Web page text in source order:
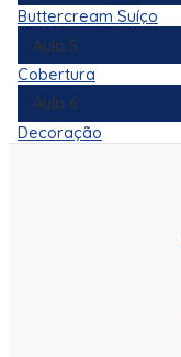
Buttercream Suíço
Aula 5
Cobertura
Aula 6
Decoração